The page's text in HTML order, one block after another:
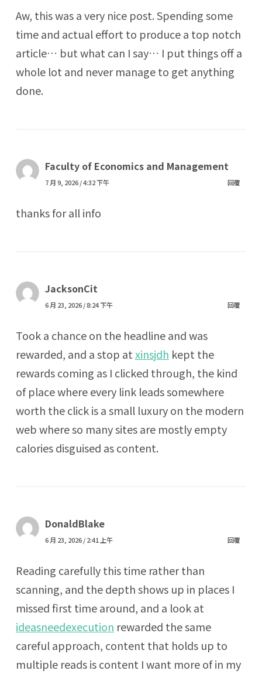
Aw, this was a very nice post. Spending some
time and actual effort to produce a top notch
article… but what can I say… I put things off a
whole lot and never manage to get anything
done.
Faculty of Economics and Management
7 月 9, 2026 / 4:32 下午 回覆
thanks for all info
JacksonCit
6 月 23, 2026 / 8:24 下午 回覆
Took a chance on the headline and was
rewarded, and a stop atxinsjdh kept the
rewards coming as I clicked through, the kind
of place where every link leads somewhere
worth the click is a small luxury on the modern
web where so many sites are mostly empty
calories disguised as content.
DonaldBlake
6 月 23, 2026 / 2:41 上午 回覆
Reading carefully this time rather than
scanning, and the depth shows up in places I
missed first time around, and a look at
ideasneedexecution rewarded the same
careful approach, content that holds up to
multiple reads is content I want more of in my